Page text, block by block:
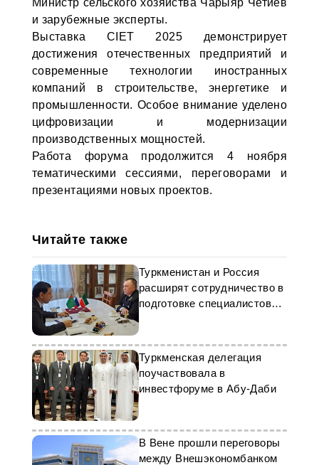
Министр сельского хозяйства Чарыяр Четиев
и зарубежные эксперты.
Выставка CIET 2025 демонстрирует
достижения отечественных предприятий и
современные технологии иностранных
компаний в строительстве, энергетике и
промышленности. Особое внимание уделено
цифровизации и модернизации
производственных мощностей.
Работа форума продолжится 4 ноября
тематическими сессиями, переговорами и
презентациями новых проектов.
Читайте также
Туркменистан и Россия
расширят сотрудничество в
подготовке специалистов
Туркменская делегация
поучаствовала в
инвестфоруме в Абу-Даби
В Вене прошли переговоры
между Внешэкономбанком